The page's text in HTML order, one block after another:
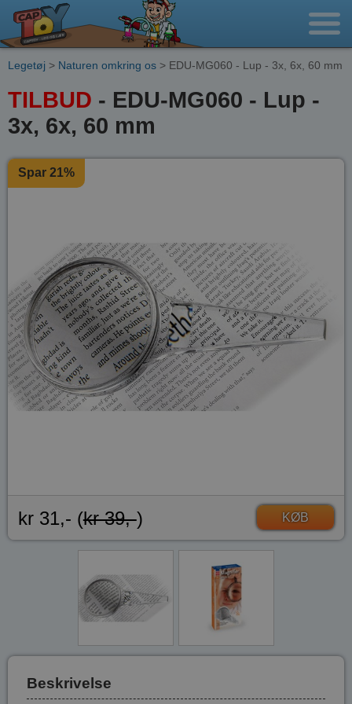
Legetøj > Naturen omkring os > EDU-MG060 - Lup - 3x, 6x, 60 mm
TILBUD - EDU-MG060 - Lup -
3x, 6x, 60 mm
Spar 21%
kr 31,- (kr 39,-) KØB
Beskrivelse